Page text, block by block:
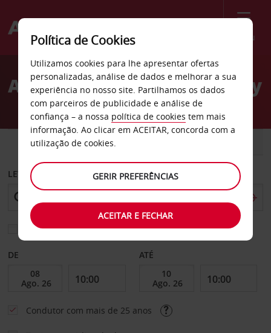
Menu
Welcome
AvisAluguer de carros Skagway
CARRO
LEVANTAR EM
Escolher uma estação de devolução diferente
DE ATÉ
Condutor com mais de 25 anos
Política de Cookies
Utilizamos cookies para lhe apresentar ofertas
personalizadas, análise de dados e melhorar a sua
experiência no nosso site. Partilhamos os dados
com parceiros de publicidade e análise de
confiança – a nossa política de cookies tem mais
informação. Ao clicar em ACEITAR, concorda com a
utilização de cookies.
GERIR PREFERÊNCIAS
ACEITAR E FECHAR